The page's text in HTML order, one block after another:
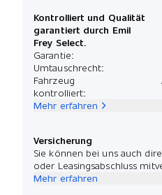
Kontrolliert und Qualität
garantiert durch Emil
Frey Select.
Garantie:
Umtauschrecht:
Fahrzeug
kontrolliert:
Mehr erfahren
Versicherung
Sie können bei uns auch
oder Leasingsabschluss
Mehr erfahren